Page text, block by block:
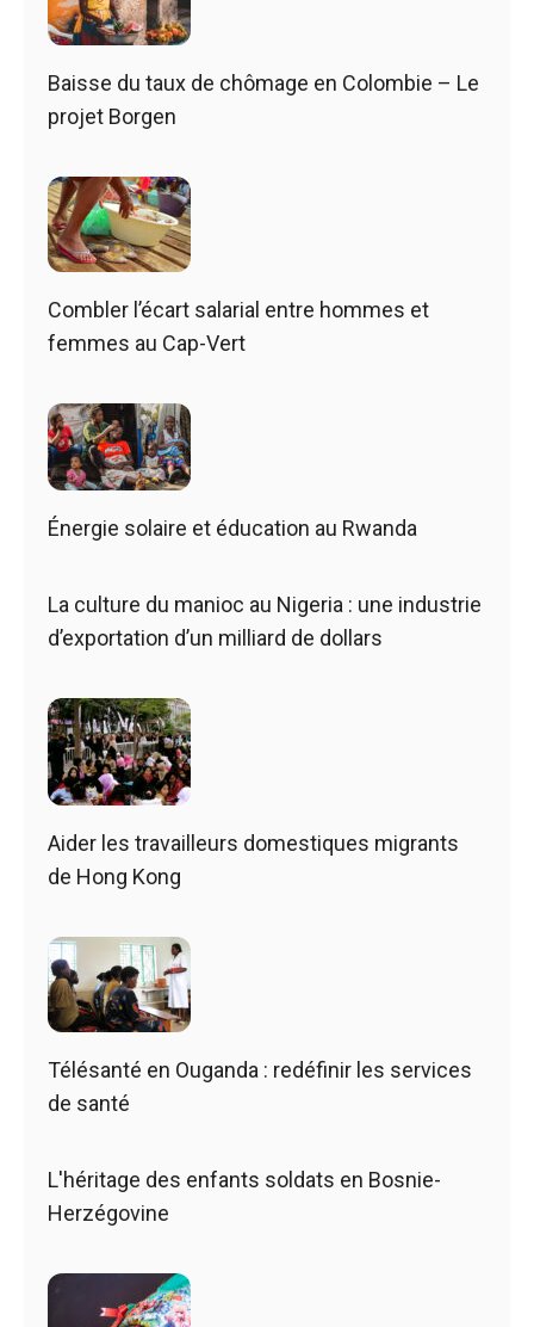
Baisse du taux de chômage en Colombie – Le
projet Borgen
Combler l’écart salarial entre hommes et
femmes au Cap-Vert
Énergie solaire et éducation au Rwanda
La culture du manioc au Nigeria : une industrie
d’exportation d’un milliard de dollars
Aider les travailleurs domestiques migrants
de Hong Kong
Télésanté en Ouganda : redéfinir les services
de santé
L'héritage des enfants soldats en Bosnie-
Herzégovine